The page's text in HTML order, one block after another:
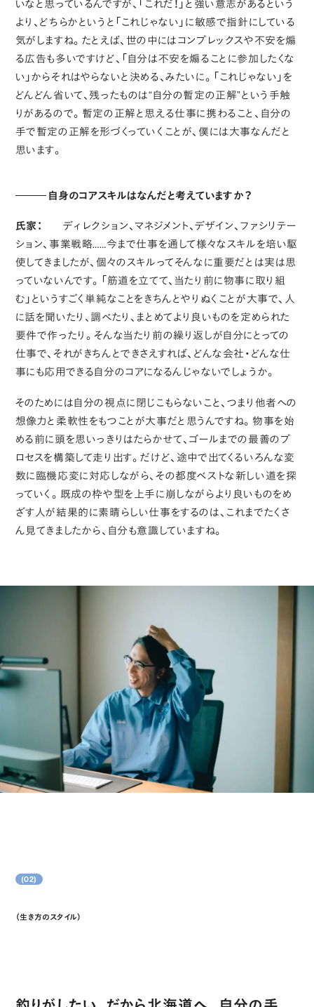
いなと思っているんですが、「これだ！」と強い意志があるという
より、どちらかというと「これじゃない」に敏感で指針にしている
気がしますね。たとえば、世の中にはコンプレックスや不安を煽
る広告も多いですけど、「自分は不安を煽ることに参加したくな
い」からそれはやらないと決める、みたいに。「これじゃない」を
どんどん省いて、残ったものは“自分の暫定の正解”という手触
りがあるので。暫定の正解と思える仕事に携わること、自分の
手で暫定の正解を形づくっていくことが、僕には大事なんだと
思います。
自身のコアスキルはなんだと考えていますか？
氏家：
ディレクション、マネジメント、デザイン、ファシリテー
ション、事業戦略……今まで仕事を通して様々なスキルを培い駆
使してきましたが、個々のスキルってそんなに重要だとは実は思
っていないんです。「筋道を立てて、当たり前に物事に取り組
む」というすごく単純なことをきちんとやりぬくことが大事で、人
に話を聞いたり、調べたり、まとめてより良いものを定められた
要件で作ったり。そんな当たり前の繰り返しが自分にとっての
仕事で、それがきちんとできさえすれば、どんな会社・どんな仕
事にも応用できる自分のコアになるんじゃないでしょうか。
そのためには自分の視点に閉じこもらないこと、つまり他者への
想像力と柔軟性をもつことが大事だと思うんですね。物事を始
める前に頭を思いっきりはたらかせて、ゴールまでの最善のプ
ロセスを構築して走り出す。だけど、途中で出てくるいろんな変
数に臨機応変に対応しながら、その都度ベストな新しい道を探
っていく。既成の枠や型を上手に崩しながらより良いものをめ
ざす人が結果的に素晴らしい仕事をするのは、これまでたくさ
ん見てきましたから、自分も意識していますね。
(02)
（生き方のスタイル）